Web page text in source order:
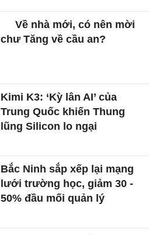
Về nhà mới, có nên mời
chư Tăng về cầu an?
Kimi K3: ‘Kỳ lân AI’ của
Trung Quốc khiến Thung
lũng Silicon lo ngại
Bắc Ninh sắp xếp lại mạng
lưới trường học, giảm 30 -
50% đầu mối quản lý